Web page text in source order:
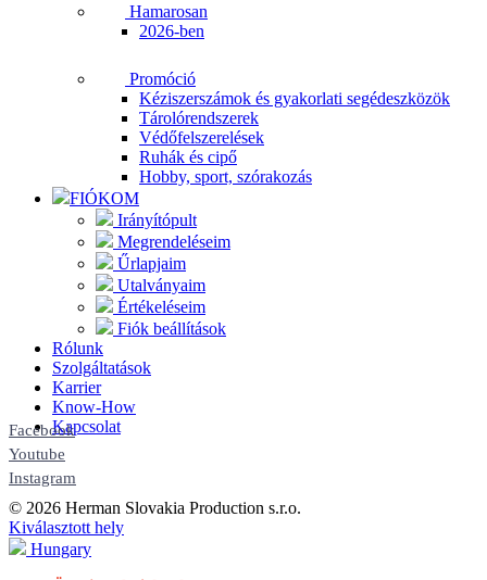
Hamarosan
2026-ben
Promóció
Kéziszerszámok és gyakorlati segédeszközök
Tárolórendszerek
Védőfelszerelések
Ruhák és cipő
Hobby, sport, szórakozás
FIÓKOM
Irányítópult
Megrendeléseim
Űrlapjaim
Utalványaim
Értékeléseim
Fiók beállítások
Rólunk
Szolgáltatások
Karrier
Know-How
Kapcsolat
Facebook
Youtube
Instagram
© 2026 Herman Slovakia Production s.r.o.
Kiválasztott hely
Hungary